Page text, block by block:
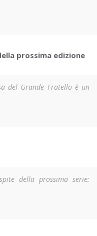
prossima edizione
del Grande Fratello è un
della prossima serie: